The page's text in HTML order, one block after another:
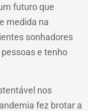
futuro que
medida na
sonhadores
e tenho
nos
fez brotar a